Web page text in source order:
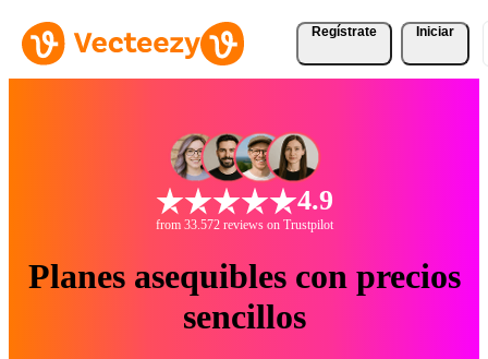
Regístrate Iniciar
4.9
from 33.572 reviews on Trustpilot
Planes asequibles con precios
sencillos